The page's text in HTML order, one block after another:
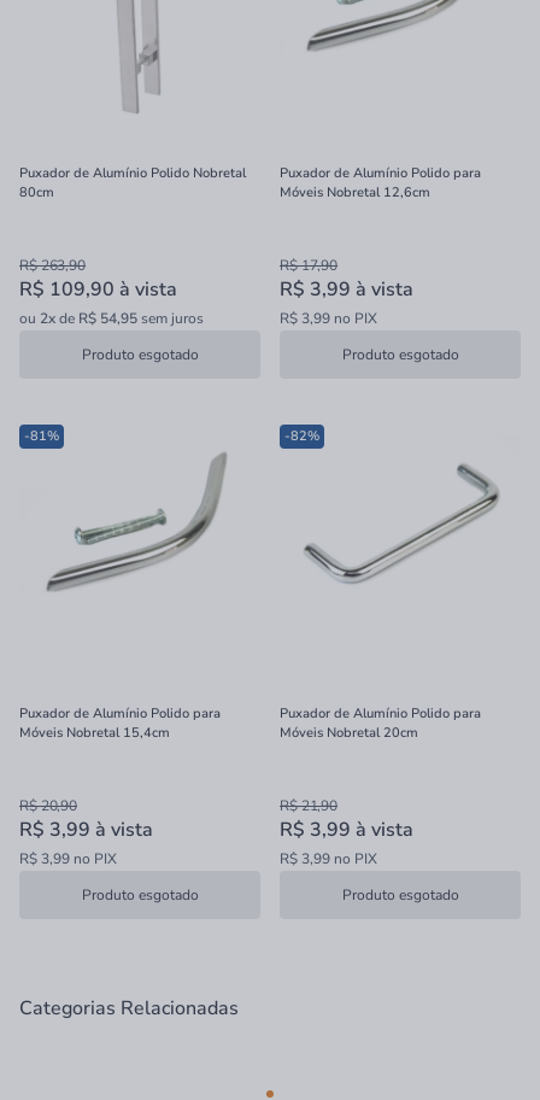
Puxador de Alumínio Polido Nobretal
80cm
R$ 263,90
R$ 109,90 à vista
ou 2xde R$ 54,95sem juros
Produto esgotado
Puxador de Alumínio Polido para
Móveis Nobretal 12,6cm
R$ 17,90
R$ 3,99 à vista
R$ 3,99 no PIX
Produto esgotado
-81%
Puxador de Alumínio Polido para
Móveis Nobretal 15,4cm
R$ 20,90
R$ 3,99 à vista
R$ 3,99 no PIX
Produto esgotado
-82%
Puxador de Alumínio Polido para
Móveis Nobretal 20cm
R$ 21,90
R$ 3,99 à vista
R$ 3,99 no PIX
Produto esgotado
Categorias Relacionadas